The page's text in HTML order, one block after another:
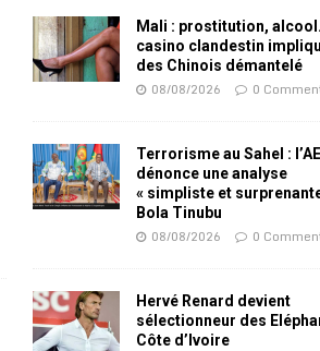
Mali : prostitution,
casino clandestin
des Chinois démantelé
08/08/2026 0
Terrorisme au Sahel :
dénonce une analyse
« simpliste et
Bola Tinubu
08/08/2026 0
Hervé Renard devient
sélectionneur des
Côte d’Ivoire